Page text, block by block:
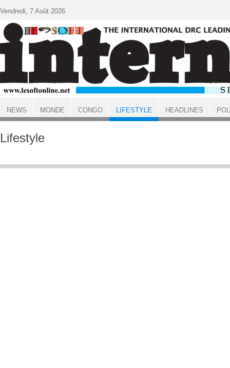
ACCUEIL
Lifestyle
Vendredi, 7 Août 2026
NEWS MONDE CONGO LIFESTYLE HEADLINES